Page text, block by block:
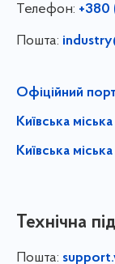
Телефон: +380
Пошта:
Офіційний
Київська
Київська
Технічна
Пошта: